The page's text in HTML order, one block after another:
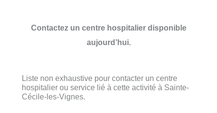
Contactez un centre hospitalier disponible
aujourd’hui.
Liste non exhaustive pour contacter un centre
hospitalier ou service lié à cette activité à Sainte-
Cécile-les-Vignes.